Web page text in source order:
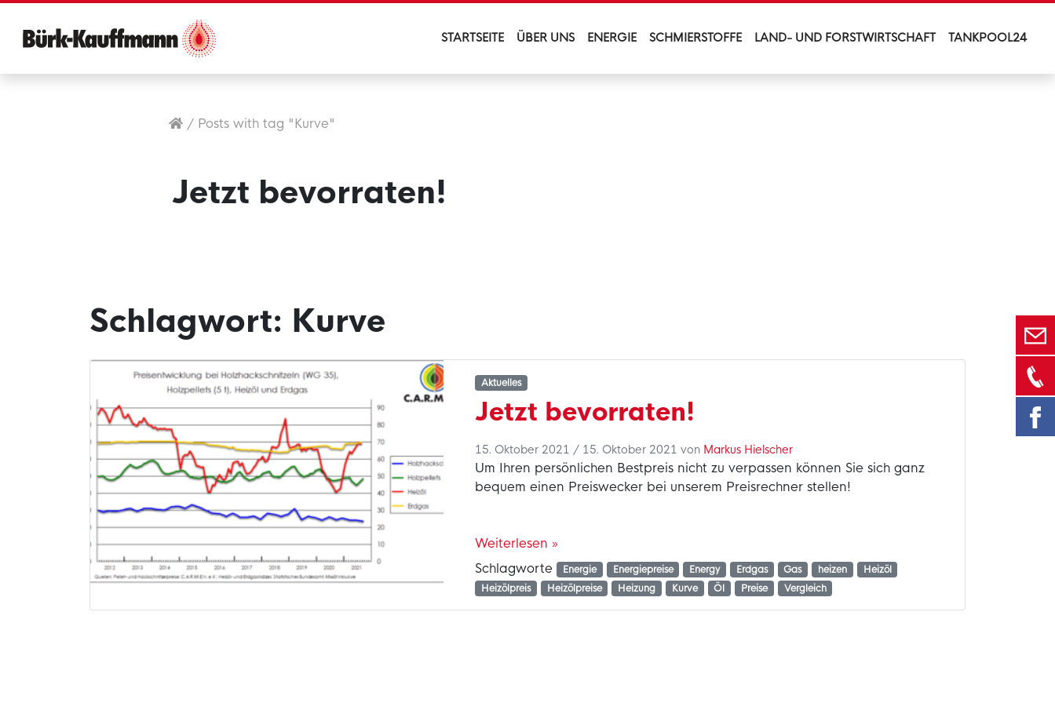
STARTSEITE ÜBER UNS ENERGIE SCHMIERSTOFFE LAND- UND FORSTWIRTSCHAFT TANKPOOL24
/ Posts with tag "Kurve"
Jetzt bevorraten!
Schlagwort: Kurve
Aktuelles
Jetzt bevorraten!
15. Oktober 2021 / 15. Oktober 2021 von Markus Hielscher
Um Ihren persönlichen Bestpreis nicht zu verpassen können Sie sich ganz
bequem einen Preiswecker bei unserem Preisrechner stellen!
Weiterlesen »
Schlagworte Energie Energiepreise Energy Erdgas Gas heizen
Heizöl
Heizölpreis
Heizölpreise Heizung Kurve Öl Preise Vergleich